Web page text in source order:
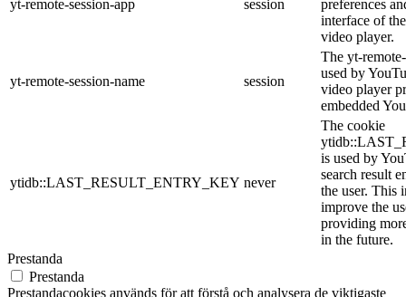
yt-remote-session-app session
preferences
interface of
video player.
yt-remote-session-name session
The yt-
used by
video player
embedded
ytidb::LAST_RESULT_ENTRY_KEY never
The cookie
is used by
search result
the user. This
improve the
providing
in the future.
Prestanda
Prestanda
Prestandacookies används för att förstå och analysera de viktigaste